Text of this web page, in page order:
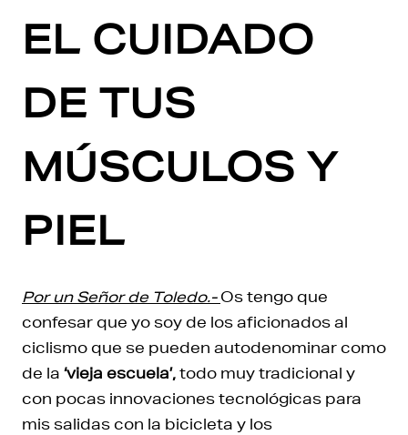
EL CUIDADO
DE TUS
MÚSCULOS Y
PIEL
Por un Señor de Toledo.- Os tengo que
confesar que yo soy de los aficionados al
ciclismo que se pueden autodenominar como
de la ‘vieja escuela’,todo muy tradicional y
con pocas innovaciones tecnológicas para
mis salidas con la bicicleta y los